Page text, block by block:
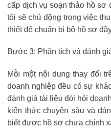
cấp dịch vụ soạn thảo hồ sơ
tôi sẽ chủ động trong việc
thiết để chuẩn bị bộ hồ sơ
Bước 3: Phân tích và đánh
Mỗi một nội dung thay đổi
doanh nghiệp đều có sự
đánh giá tài liệu đòi hỏi
kiến thức chuyên sâu và
biết được hồ sơ chưa chính